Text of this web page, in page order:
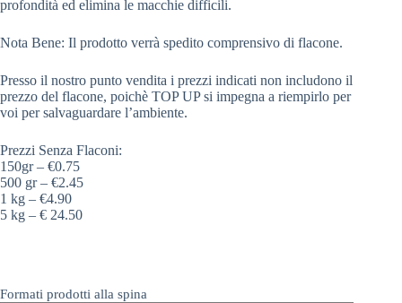
profondità ed elimina le macchie difficili.
Nota Bene: Il prodotto verrà spedito comprensivo di flacone.
Presso il nostro punto vendita i prezzi indicati non includono il
prezzo del flacone, poichè TOP UP si impegna a riempirlo per
voi per salvaguardare l’ambiente.
Prezzi Senza Flaconi:
150gr – €0.75
500 gr – €2.45
1 kg – €4.90
5 kg – € 24.50
Formati prodotti alla spina